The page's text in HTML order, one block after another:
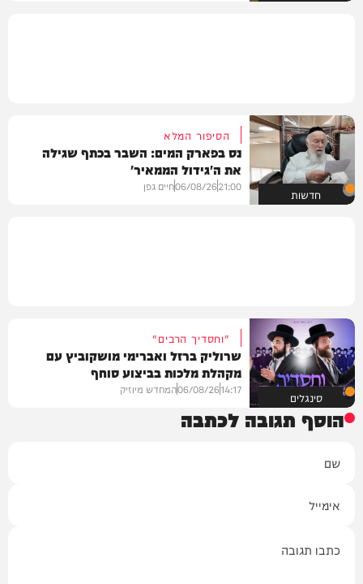
חדשות
הסיפור המלא
נס בפארק המים: השבר בכתף שגילה
את ה'גידול הממאיר'
21:00
06/08/26חיים גפן
סינגלים
"וחסדיך הרבים"
שרוליק ברזל ואברימי מושקוביץ עם
מקהלת מלכות בביצוע סוחף
14:17
06/08/26המחדש מיוזיק
הוסף תגובה לכתבה